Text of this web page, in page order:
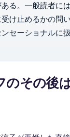
る。一般読者に
け止めるかの問
セーショナルに
のその後